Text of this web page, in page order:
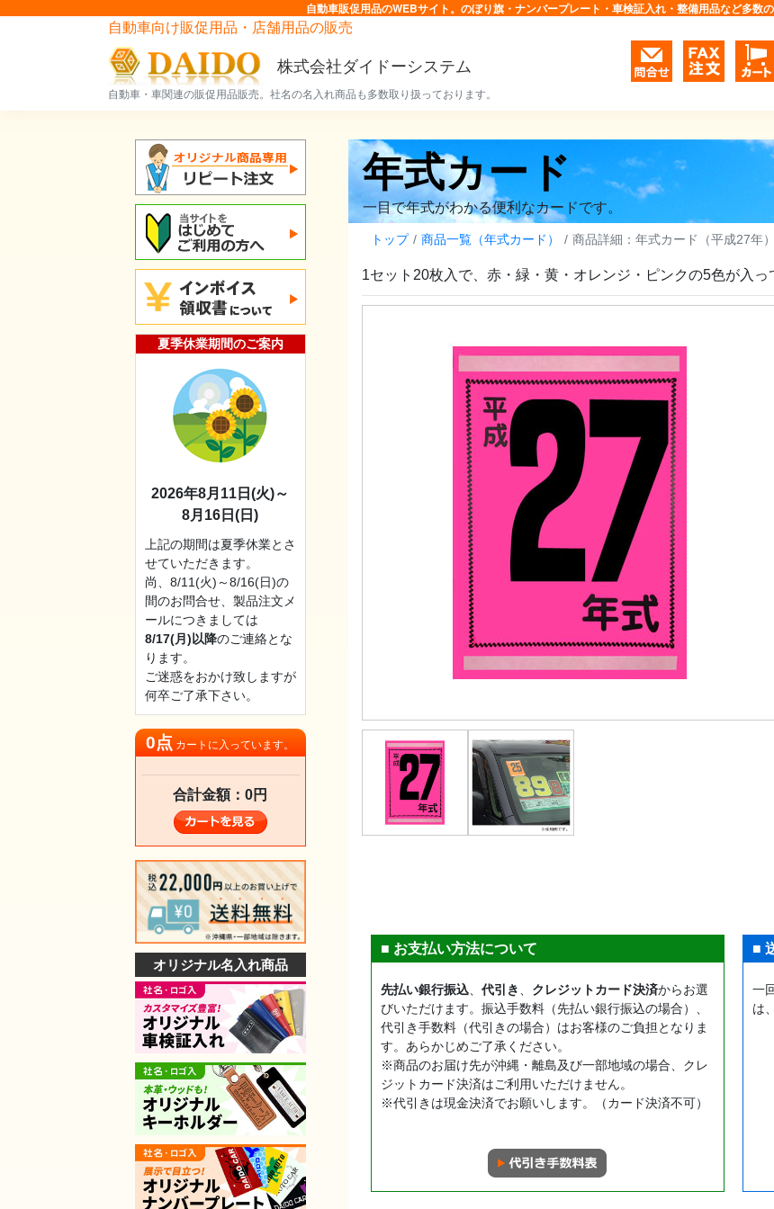
自動車販促用品のWEBサイト。のぼり旗・ナンバープレート・車検証入れ・整備用品など多数
自動車向け販促用品・店舗用品の販売
株式会社ダイドーシステム
自動車・車関連の販促用品販売。社名の名入れ商品も多数取り扱っております。
夏季休業期間のご案内
2026年8月11日(火)～
8月16日(日)
上記の期間は夏季休業とさ
せていただきます。
尚、8/11(火)～8/16(日)の
間のお問合せ、製品注文メ
ールにつきましては
8/17(月)以降のご連絡とな
ります。
ご迷惑をおかけ致しますが
何卒ご了承下さい。
0点 カートに入っています。
合計金額：0円
オリジナル名入れ商品
年式カード
一目で年式がわかる便利なカードです。
トップ 商品一覧（年式カード） 商品詳細：年式カード（平成27年）
1セット20枚入で、赤・緑・黄・オレンジ・ピンクの5色が入っ
■ お支払い方法について
先払い銀行振込 代引き クレジットカード決済からお選
びいただけます。振込手数料（先払い銀行振込の場合）、
代引き手数料（代引きの場合）はお客様のご負担となりま
す。あらかじめご了承ください。
※商品のお届け先が沖縄・離島及び一部地域の場合、クレ
ジットカード決済はご利用いただけません。
※代引きは現金決済でお願いします。（カード決済不可）
■
一
は